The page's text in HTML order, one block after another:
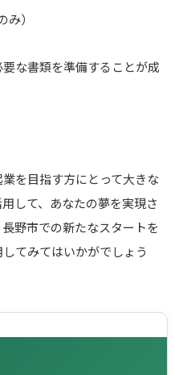
）
な書類を準備することが成
を目指す方にとって大きな
して、あなたの夢を実現さ
野市での新たなスタートを
てみてはいかがでしょう